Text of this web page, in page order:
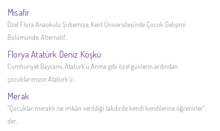
Misafir
Özel Flora Anaokulu Şubemize, Kent Üniversitesi’nde Çocuk Gelişimi
Bölümünde, Alternatif...
Florya Atatürk Deniz Köşkü
Cumhuriyet Bayramı, Atatürk’ü Anma gibi özel günlerin ardından
çocuklarımızın Atatürk’ü...
Merak
“Çocuklar meraklı ise imkân verildiği takdirde kendi kendilerine öğrenirler”
der...